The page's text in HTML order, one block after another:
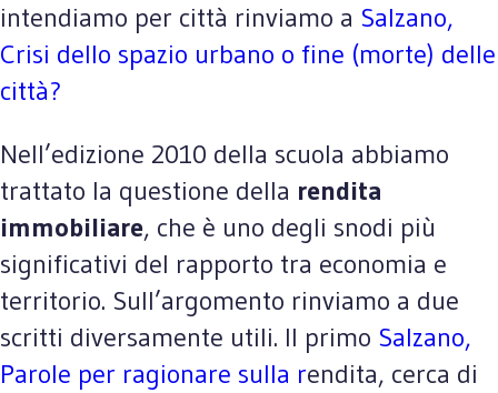
intendiamo per città rinviamo a Salzano,
Crisi dello spazio urbano o fine (morte) delle
città?
Nell’edizione 2010 della scuola abbiamo
trattato la questione della rendita
immobiliare, che è uno degli snodi più
significativi del rapporto tra economia e
territorio. Sull’argomento rinviamo a due
scritti diversamente utili. Il primo Salzano,
Parole per ragionare sulla rendita, cerca di